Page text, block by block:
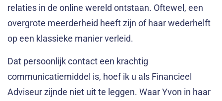
relaties in de online wereld ontstaan. Oftewel, een
overgrote meerderheid heeft zijn of haar wederhelft
op een klassieke manier verleid.
Dat persoonlijk contact een krachtig
communicatiemiddel is, hoef ik u als Financieel
Adviseur zijnde niet uit te leggen. Waar Yvon in haar